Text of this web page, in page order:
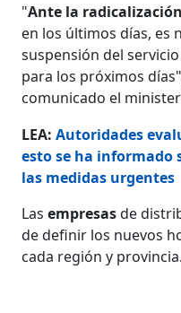
"Ante la
en los últimos días, es
suspensión del
para los próximos
comunicado el
LEA:Autoridades
esto se ha informado
las medidas urgentes
Lasempresasde
de definir los nuevos
cada región y provincia.